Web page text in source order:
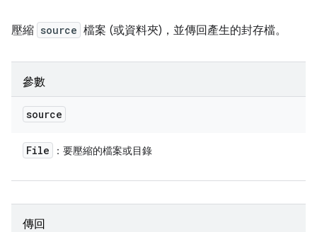
壓縮 source 檔案 (或資料夾)，並傳回產生的封存檔。
參數
source
File ：要壓縮的檔案或目錄
傳回